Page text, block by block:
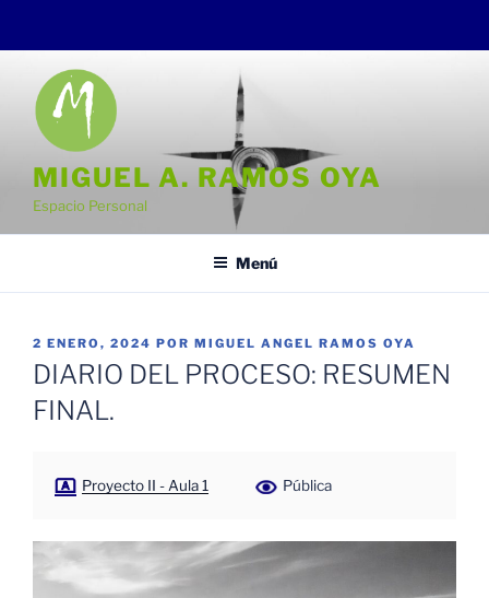
contenido
MIGUEL A. RAMOS OYA
Espacio Personal
Menú
PUBLICADO
EL
2 ENERO, 2024 POR MIGUEL ANGEL RAMOS OYA
DIARIO DEL PROCESO: RESUMEN
FINAL.
Proyecto II - Aula 1 Pública